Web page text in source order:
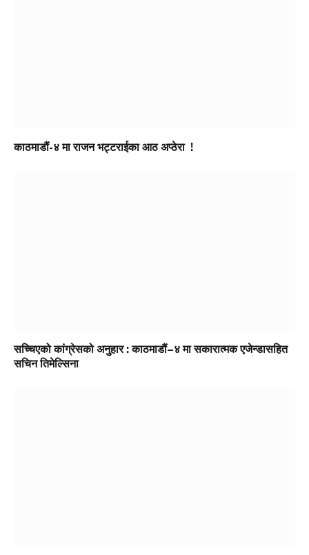
काठमाडौं-४ मा राजन भट्टराईका आठ अप्ठेरा !
सच्चिएको कांग्रेसको अनुहार : काठमाडौं–४ मा सकारात्मक एजेन्डासहित
सचिन तिमेल्सिना